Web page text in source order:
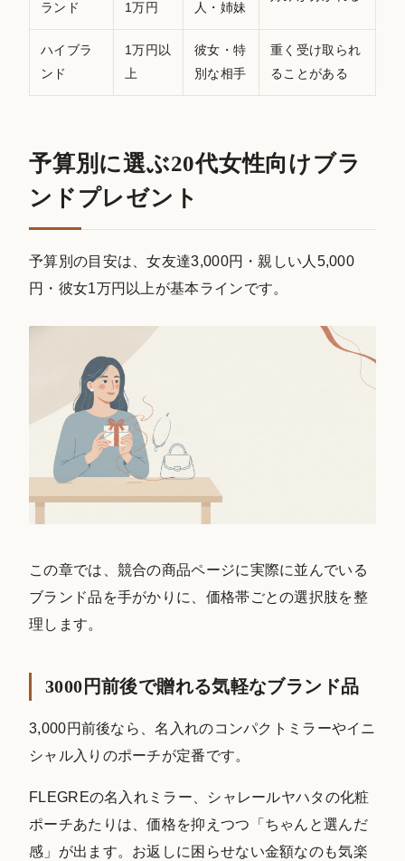
ランド 1万円 人・姉妹
ハイブラ
ンド
1万円以
上
彼女・特
別な相手
重く受け取られ
ることがある
予算別に選ぶ20代女性向けブラ
ンドプレゼント
予算別の目安は、女友達3,000円・親しい人5,000
円・彼女1万円以上が基本ラインです。
この章では、競合の商品ページに実際に並んでいる
ブランド品を手がかりに、価格帯ごとの選択肢を整
理します。
3000円前後で贈れる気軽なブランド品
3,000円前後なら、名入れのコンパクトミラーやイニ
シャル入りのポーチが定番です。
FLEGREの名入れミラー、シャレールヤハタの化粧
ポーチあたりは、価格を抑えつつ「ちゃんと選んだ
感」が出ます。お返しに困らせない金額なのも気楽